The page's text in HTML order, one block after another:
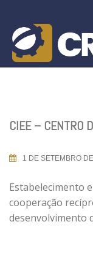
content
CIEE – CENTRO
1 DE SETEMBRO
Estabelecimento
cooperação
desenvolvimento